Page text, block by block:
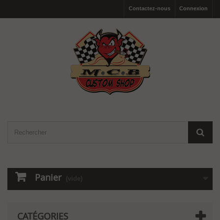
Connexion
Contactez-nous
Panier (vide)
CATÉGORIES